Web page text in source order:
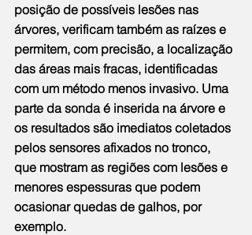
posição de possíveis lesões nas
árvores, verificam também as raízes e
permitem, com precisão, a localização
das áreas mais fracas, identificadas
com um método menos invasivo. Uma
parte da sonda é inserida na árvore e
os resultados são imediatos coletados
pelos sensores afixados no tronco,
que mostram as regiões com lesões e
menores espessuras que podem
ocasionar quedas de galhos, por
exemplo.